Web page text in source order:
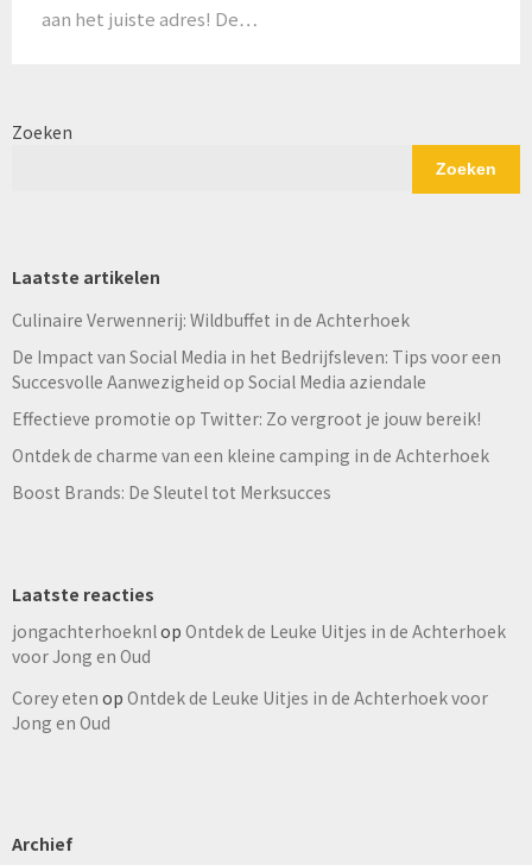
aan het juiste adres! De…
Zoeken
Zoeken
Laatste artikelen
Culinaire Verwennerij: Wildbuffet in de Achterhoek
De Impact van Social Media in het Bedrijfsleven: Tips voor een
Succesvolle Aanwezigheid op Social Media aziendale
Effectieve promotie op Twitter: Zo vergroot je jouw bereik!
Ontdek de charme van een kleine camping in de Achterhoek
Boost Brands: De Sleutel tot Merksucces
Laatste reacties
jongachterhoeknlop Ontdek de Leuke Uitjes in de Achterhoek
voor Jong en Oud
Corey eten op Ontdek de Leuke Uitjes in de Achterhoek voor
Jong en Oud
Archief